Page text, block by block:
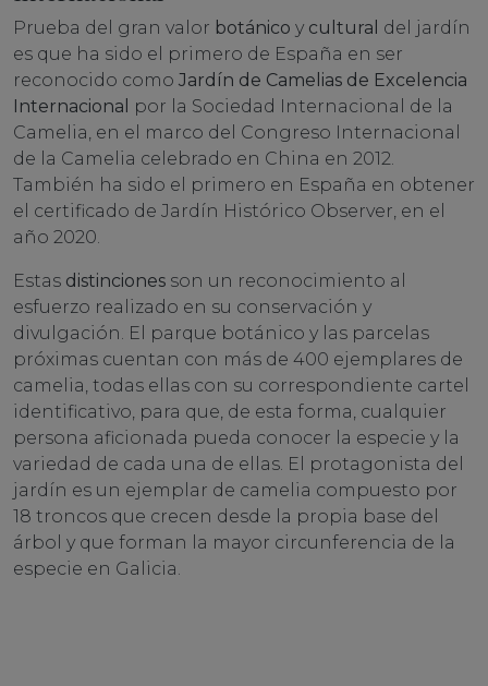
Prueba del gran valor botánico y cultural del jardín
es que ha sido el primero de España en ser
reconocido como Jardín de Camelias de Excelencia
Internacional
por la Sociedad Internacional de la
Camelia, en el marco del Congreso Internacional
de la Camelia celebrado en China en 2012.
También ha sido el primero en España en obtener
el certificado de Jardín Histórico Observer, en el
año 2020.
Estas distinciones son un reconocimiento al
esfuerzo realizado en su conservación y
divulgación. El parque botánico y las parcelas
próximas cuentan con más de 400 ejemplares de
camelia, todas ellas con su correspondiente cartel
identificativo, para que, de esta forma, cualquier
persona aficionada pueda conocer la especie y la
variedad de cada una de ellas. El protagonista del
jardín es un ejemplar de camelia compuesto por
18 troncos que crecen desde la propia base del
árbol y que forman la mayor circunferencia de la
especie en Galicia.